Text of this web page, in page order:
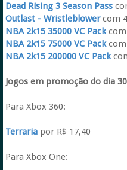
Dead Rising 3 Season Pass
Outlast - Wristleblowercom
NBA 2k15 35000 VC Packcom
NBA 2k15 75000 VC Packcom
NBA 2k15 200000 VC Pack
Jogos em promoção do dia
Para Xbox 360:
Terrariapor R$ 17,40
Para Xbox One: